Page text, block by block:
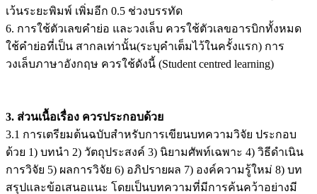
เว้นระยะพิมพ์ เพิ่มอีก 0.5 ช่วงบรรทัด
6. การใช้ตัวเลขคำย่อ และวงเล็บ ควรใช้ตัวเลขอารบิกทั้งหมด
ใช้คำย่อที่เป็น สากลเท่านั้น(ระบุคำเต็มไว้ในครั้งแรก) การ
วงเล็บภาษาอังกฤษ ควรใช้ดังนี้ (Student centred learning)
3. ส่วนเนื้อเรื่อง ควรประกอบด้วย
3.1 การเตรียมต้นฉบับสำหรับการเขียนบทความวิจัย ประกอบ
ด้วย 1) บทนำ 2) วัตถุประสงค์ 3) นิยามศัพท์เฉพาะ 4) วิธีดำเนิน
การวิจัย 5) ผลการวิจัย 6) อภิปรายผล 7) องค์ความรู้ใหม่ 8) บท
สรุปและข้อเสนอแนะ โดยเป็นบทความที่มีการค้นคว้าอย่างมี